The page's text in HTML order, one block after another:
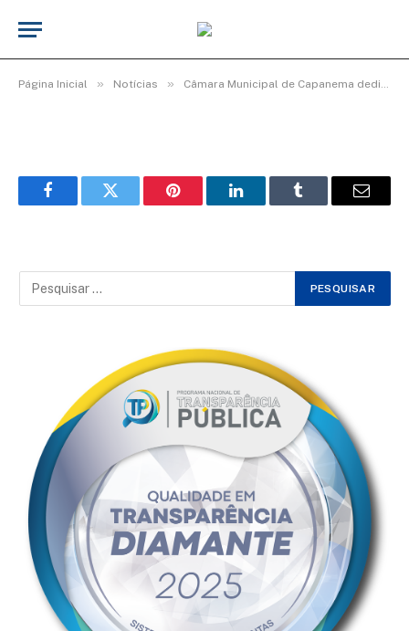
Página Inicial » Notícias » Câmara Municipal de Capanema dedica manhã de homenagens e afeto às mães capanemenses
792b9ef81fd6
FacebookTwitter Pinterest LinkedInTumblr Email